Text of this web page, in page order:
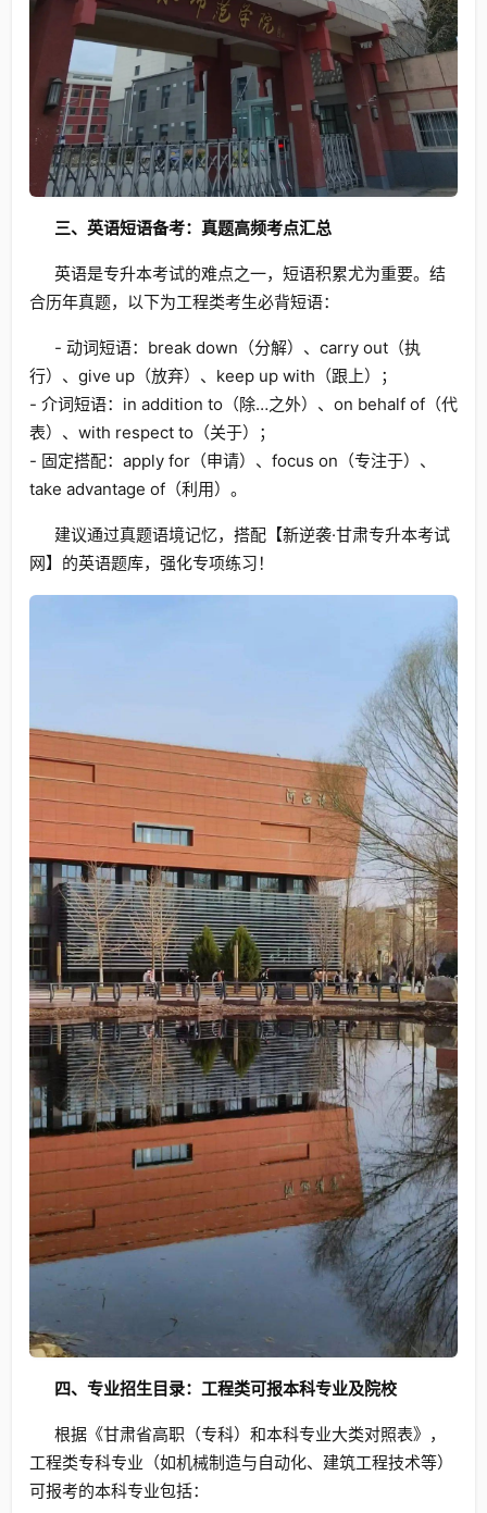
三、英语短语备考：真题高频考点汇总
英语是专升本考试的难点之一，短语积累尤为重要。结
合历年真题，以下为工程类考生必背短语：
- 动词短语：break down（分解）、carry out（执
行）、give up（放弃）、keep up with（跟上）；
- 介词短语：in addition to（除…之外）、on behalf of（代
表）、with respect to（关于）；
- 固定搭配：apply for（申请）、focus on（专注于）、
take advantage of（利用）。
建议通过真题语境记忆，搭配【新逆袭·甘肃专升本考试
网】的英语题库，强化专项练习！
四、专业招生目录：工程类可报本科专业及院校
根据《甘肃省高职（专科）和本科专业大类对照表》，
工程类专科专业（如机械制造与自动化、建筑工程技术等）
可报考的本科专业包括：